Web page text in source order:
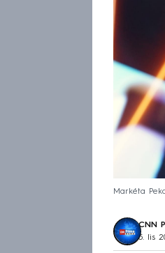
Markéta
CNN
5. lis